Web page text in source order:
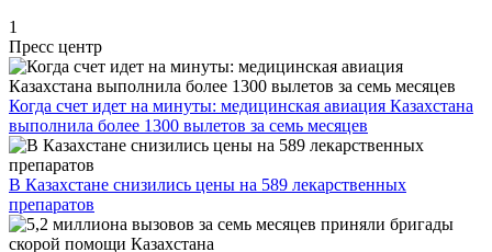
1
Пресс центр
Когда счет идет на минуты: медицинская авиация Казахстана
выполнила более 1300 вылетов за семь месяцев
В Казахстане снизились цены на 589 лекарственных
препаратов